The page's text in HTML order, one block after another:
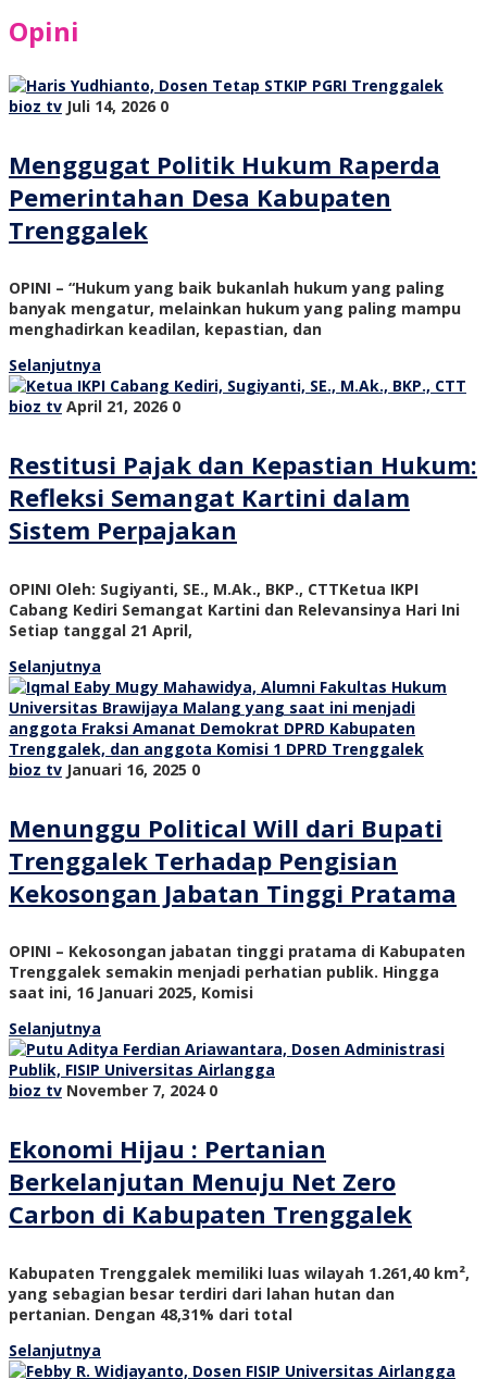
Opini
bioz tv Juli 14, 2026 0
Menggugat Politik Hukum Raperda
Pemerintahan Desa Kabupaten
Trenggalek
OPINI – “Hukum yang baik bukanlah hukum yang paling
banyak mengatur, melainkan hukum yang paling mampu
menghadirkan keadilan, kepastian, dan
Selanjutnya
bioz tv April 21, 2026 0
Restitusi Pajak dan Kepastian Hukum:
Refleksi Semangat Kartini dalam
Sistem Perpajakan
OPINI Oleh: Sugiyanti, SE., M.Ak., BKP., CTTKetua IKPI
Cabang Kediri Semangat Kartini dan Relevansinya Hari Ini
Setiap tanggal 21 April,
Selanjutnya
bioz tv Januari 16, 2025 0
Menunggu Political Will dari Bupati
Trenggalek Terhadap Pengisian
Kekosongan Jabatan Tinggi Pratama
OPINI – Kekosongan jabatan tinggi pratama di Kabupaten
Trenggalek semakin menjadi perhatian publik. Hingga
saat ini, 16 Januari 2025, Komisi
Selanjutnya
bioz tv November 7, 2024 0
Ekonomi Hijau : Pertanian
Berkelanjutan Menuju Net Zero
Carbon di Kabupaten Trenggalek
Kabupaten Trenggalek memiliki luas wilayah 1.261,40 km²,
yang sebagian besar terdiri dari lahan hutan dan
pertanian. Dengan 48,31% dari total
Selanjutnya